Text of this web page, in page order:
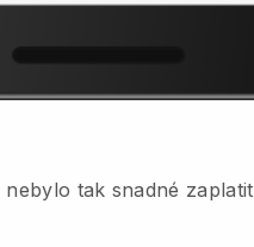
nebylo tak snadné zaplatit